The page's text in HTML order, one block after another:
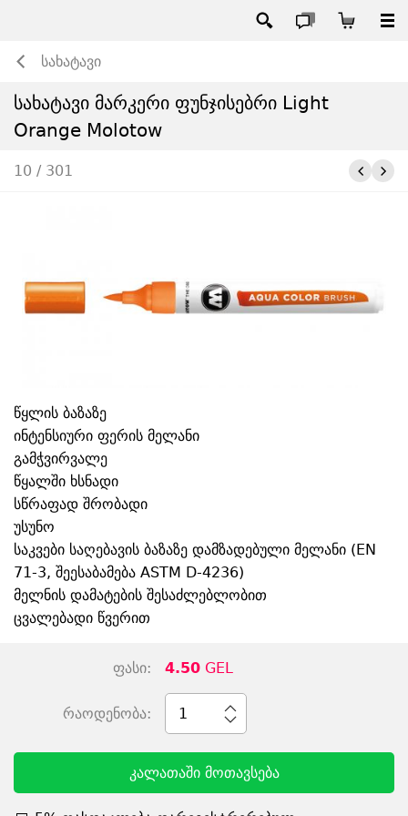
სახატავი
სახატავი მარკერი ფუნჯისებრი Light
Orange Molotow
10 / 301
წყლის ბაზაზე
ინტენსიური ფერის მელანი
გამჭვირვალე
წყალში ხსნადი
სწრაფად შრობადი
უსუნო
საკვები საღებავის ბაზაზე დამზადებული მელანი (EN
71-3, შეესაბამება ASTM D-4236)
მელნის დამატების შესაძლებლობით
ცვალებადი წვერით
ფასი: 4.50GEL
რაოდენობა: 1
კალათაში მოთავსება